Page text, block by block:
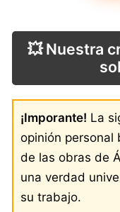
💥 Nuestra
¡Imporante! La
opinión personal
de las obras de
una verdad
su trabajo.